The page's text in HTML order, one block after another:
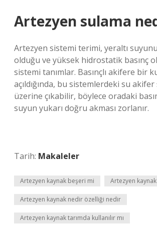
Artezyen sulama
Artezyen sistemi terimi, yeraltı
olduğu ve yüksek hidrostatik basınç
sistemi tanımlar. Basınçlı akifere bir
açıldığında, bu sistemlerdeki su
üzerine çıkabilir, böylece oradaki
suyun yukarı doğru akması zorlanır.
Tarih: Makaleler
Artezyen kaynak beşeri mi Artezyen
Artezyen kaynak nedir özelliği nedir
Artezyen kaynak tarımda kullanılır mı